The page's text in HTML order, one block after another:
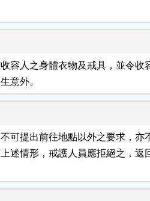
容人之身體衣物及戒具，並令收
意外。
可提出前往地點以外之要求，亦
上述情形，戒護人員應拒絕之，返